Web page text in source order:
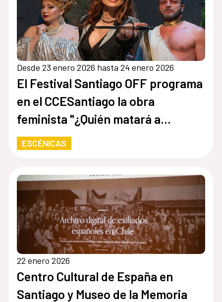
Desde 23 enero 2026 hasta 24 enero 2026
El Festival Santiago OFF programa
en el CCESantiago la obra
feminista "¿Quién matará a
Mesalina?”
ESCÉNICAS
22 enero 2026
Centro Cultural de España en
Santiago y Museo de la Memoria